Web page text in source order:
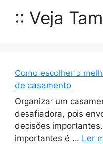
:: Veja
Como escolher o
de casamento
Organizar um
desafiadora, pois
decisões
importantes é ... Ler